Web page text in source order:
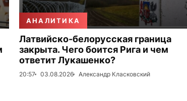
АНАЛИТИКА
Латвийско-белорусская граница
закрыта. Чего боится Рига и чем
ответит Лукашенко?
20:57 03.08.2026 Александр Класковский